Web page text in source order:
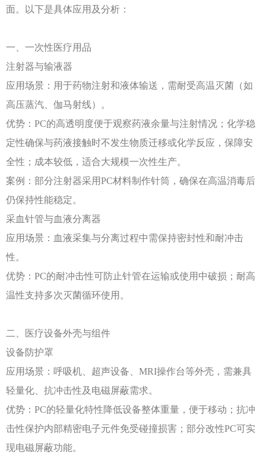
面。以下是具体应用及分析：
一、一次性医疗用品
注射器与输液器
应用场景：用于药物注射和液体输送，需耐受高温灭菌（如
高压蒸汽、伽马射线）。
优势： PC的高透明度便于观察药液余量与注射情况；化学稳
定性确保与药液接触时不发生物质迁移或化学反应，保障安
全性；成本较低，适合大规模一次性生产。
案例：部分注射器采用PC材料制作针筒，确保在高温消毒后
仍保持性能稳定。
采血针管与血液分离器
应用场景：血液采集与分离过程中需保持密封性和耐冲击
性。
优势： PC的耐冲击性可防止针管在运输或使用中破损；耐高
温性支持多次灭菌循环使用。
二、医疗设备外壳与组件
设备防护罩
应用场景：呼吸机、超声设备、 MRI操作台等外壳，需兼具
轻量化、抗冲击性及电磁屏蔽需求。
优势： PC的轻量化特性降低设备整体重量，便于移动；抗冲
击性保护内部精密电子元件免受碰撞损害；部分改性PC可实
现电磁屏蔽功能。